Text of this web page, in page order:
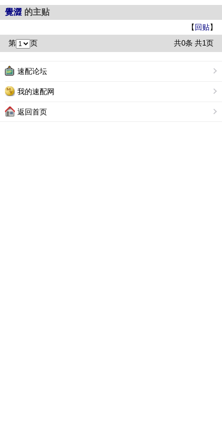
覺澀 的主贴
【回贴】
第
页 共0条 共1页
速配论坛
我的速配网
返回首页